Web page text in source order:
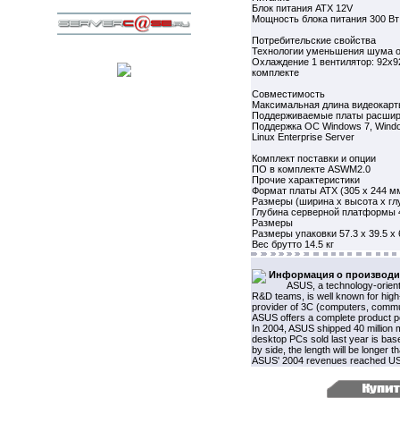
Блок питания ATX 12V
Мощность блока питания 300 Вт
Потребительские свойства
Технологии уменьшения шума
Охлаждение 1 вентилятор:
комплекте
Совместимость
Максимальная длина
Поддерживаемые платы
Поддержка ОС Windows 7,
Linux Enterprise Server
Комплект поставки и опции
ПО в комплекте ASWM2.0
Прочие характеристики
Формат платы ATX (305 x 244
Размеры (ширина x высота x
Глубина серверной платформы
Размеры
Размеры упаковки 57.3 x 39.5 x
Вес брутто 14.5 кг
Информация о
ASUS, a technology-
R&D teams, is well known for
provider of 3C (computers,
ASUS offers a complete product
In 2004, ASUS shipped 40
desktop PCs sold last year is
by side, the length will be longer
ASUS' 2004 revenues reached